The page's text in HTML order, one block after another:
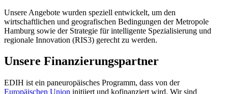
Unsere Angebote wurden speziell entwickelt, um den
wirtschaftlichen und geografischen Bedingungen der Metropole
Hamburg sowie der Strategie für intelligente Spezialisierung und
regionale Innovation (RIS3) gerecht zu werden.
Unsere Finanzierungspartner
EDIH ist ein paneuropäisches Programm, dass von der
Europäischen Union initiiert und kofinanziert wird. Wir sind